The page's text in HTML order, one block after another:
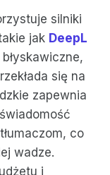
silniki
jak DeepL
się na
zapewnia
co
wadze.
i